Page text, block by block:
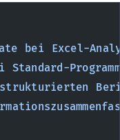
bei Excel-
Standard-
strukturierten